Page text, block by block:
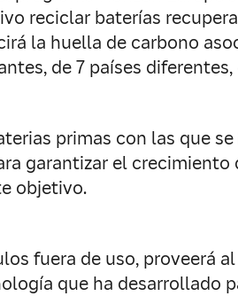
reciclar baterías
la huella de carbono
de 7 países
primas con las que
garantizar el crecimiento
objetivo.
fuera de uso, proveerá
que ha desarrollado